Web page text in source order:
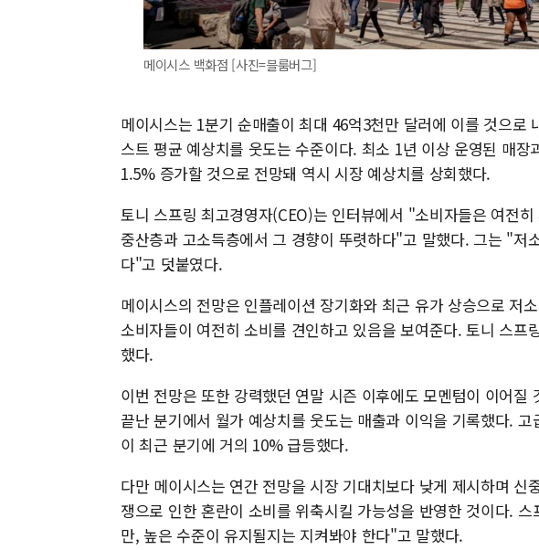
메이시스 백화점 [사진=블룸버그]
메이시스는 1분기 순매출이 최대 46억3천만 달러에 이를 것으로
스트 평균 예상치를 웃도는 수준이다. 최소 1년 이상 운영된 매
1.5% 증가할 것으로 전망돼 역시 시장 예상치를 상회했다.
토니 스프링 최고경영자(CEO)는 인터뷰에서 "소비자들은 여전
중산층과 고소득층에서 그 경향이 뚜렷하다"고 말했다. 그는 "저
다"고 덧붙였다.
메이시스의 전망은 인플레이션 장기화와 최근 유가 상승으로 저
소비자들이 여전히 소비를 견인하고 있음을 보여준다. 토니 스
했다.
이번 전망은 또한 강력했던 연말 시즌 이후에도 모멘텀이 이어질
끝난 분기에서 월가 예상치를 웃도는 매출과 이익을 기록했다.
이 최근 분기에 거의 10% 급등했다.
다만 메이시스는 연간 전망을 시장 기대치보다 낮게 제시하며 신
쟁으로 인한 혼란이 소비를 위축시킬 가능성을 반영한 것이다.
만, 높은 수준이 유지될지는 지켜봐야 한다"고 말했다.